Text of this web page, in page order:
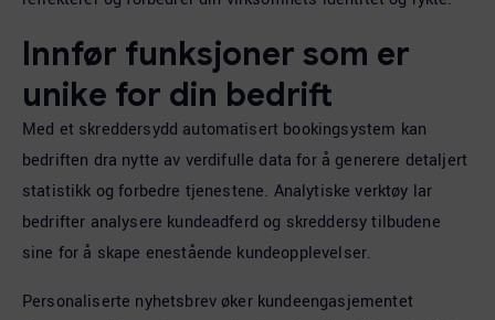
Innfør funksjoner som er
unike for din bedrift
Med et skreddersydd automatisert bookingsystem kan
bedriften dra nytte av verdifulle data for å generere detaljert
statistikk og forbedre tjenestene. Analytiske verktøy lar
bedrifter analysere kundeadferd og skreddersy tilbudene
sine for å skape enestående kundeopplevelser.
Personaliserte nyhetsbrev øker kundeengasjementet